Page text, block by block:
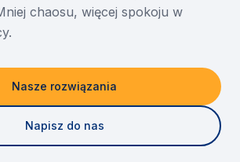
chaosu, więcej spokoju w
Nasze rozwiązania
Napisz do nas